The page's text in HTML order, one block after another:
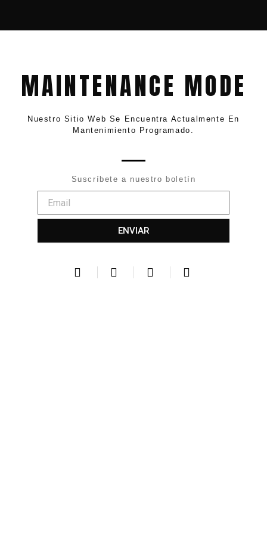
MAINTENANCE MODE
Nuestro Sitio Web Se Encuentra Actualmente En
Mantenimiento Programado.
Suscríbete a nuestro boletín
ENVIAR